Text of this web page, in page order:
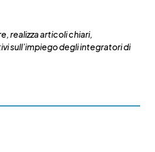
realizza articoli chiari,
sull’impiego degli integratori di